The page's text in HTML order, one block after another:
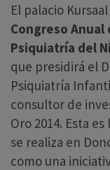
El palacio
Congreso Anual
Psiquiatría del
que presidirá el
Psiquiatría
consultor de
Oro 2014. Esta
se realiza en
como una